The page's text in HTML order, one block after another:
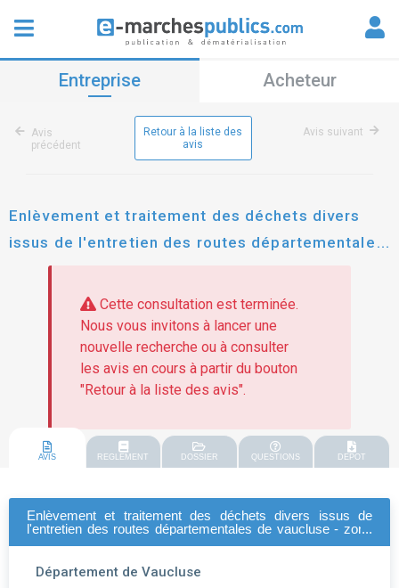
Entreprise Acheteur
Avis
précédent
Retour à la liste des
avis
Avis suivant
Enlèvement et traitement des déchets divers
issus de l'entretien des routes départementales
de vaucluse - zone nord
Cette consultation est terminée.
Nous vous invitons à lancer une
nouvelle recherche ou à consulter
les avis en cours à partir du bouton
"Retour à la liste des avis".
AVIS REGLEMENT DOSSIER QUESTIONS DEPOT
Enlèvement et traitement des déchets divers issus de
l'entretien des routes départementales de vaucluse - zone
Département de Vaucluse